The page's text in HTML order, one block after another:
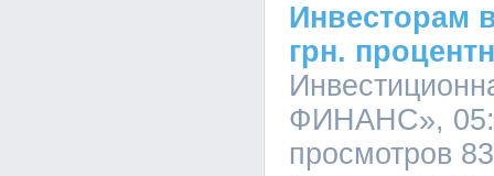
Инвесторам
грн.
ФИНАНС»,
просмотров